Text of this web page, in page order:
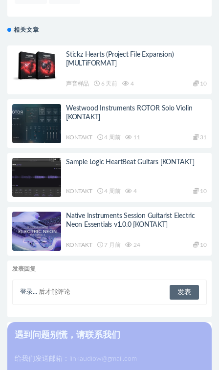
相关文章
Stickz Hearts (Project File Expansion)
[MULTiFORMAT]
声音样品 6 天前 4 10
Westwood Instruments ROTOR Solo Violin
[KONTAKT]
KONTAKT 4 周前 11 31
Sample Logic HeartBeat Guitars [KONTAKT]
KONTAKT 4 周前 4 10
Native Instruments Session Guitarist Electric
Neon Essentials v1.0.0 [KONTAKT]
KONTAKT 7 月前 24 10
发表回复
登录... 后才能评论
遇到问题别慌，请联系我们
给我们发送邮箱： linkaudiow@gmail.com